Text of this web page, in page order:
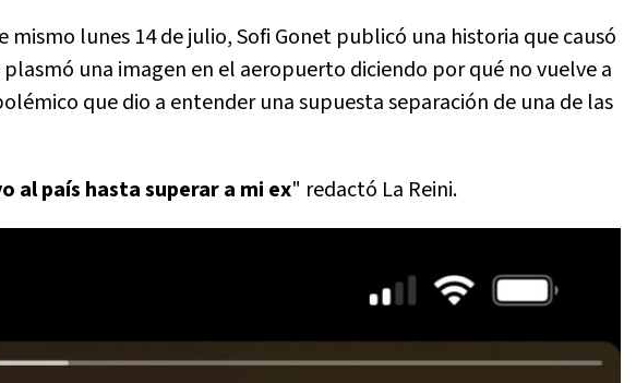
lunes 14 de julio, Sofi Gonet publicó una historia que causó
una imagen en el aeropuerto diciendo por qué no vuelve a
que dio a entender una supuesta separación de una de las
al país hasta superar a mi ex" redactó La Reini.